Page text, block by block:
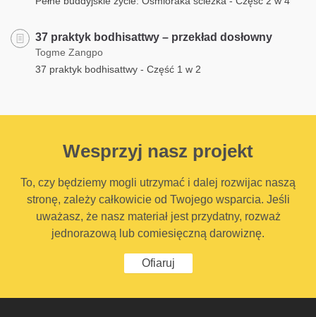
37 praktyk bodhisattwy – przekład dosłowny
Togme Zangpo
37 praktyk bodhisattwy - Część 1 w 2
Wesprzyj nasz projekt
To, czy będziemy mogli utrzymać i dalej rozwijac naszą
stronę, zależy całkowicie od Twojego wsparcia. Jeśli
uważasz, że nasz materiał jest przydatny, rozważ
jednorazową lub comiesięczną darowiznę.
Ofiaruj